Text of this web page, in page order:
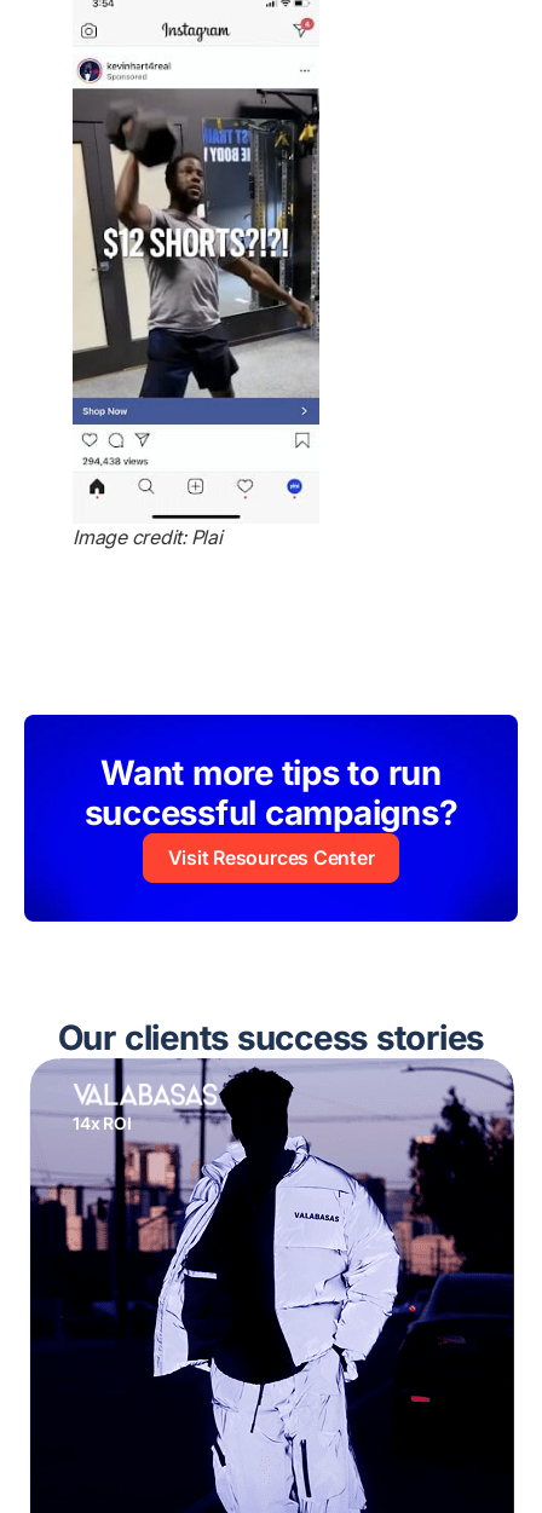
Image credit: Plai
Want more tips to run
successful campaigns?
Visit Resources Center
Our clients success stories
14x ROI